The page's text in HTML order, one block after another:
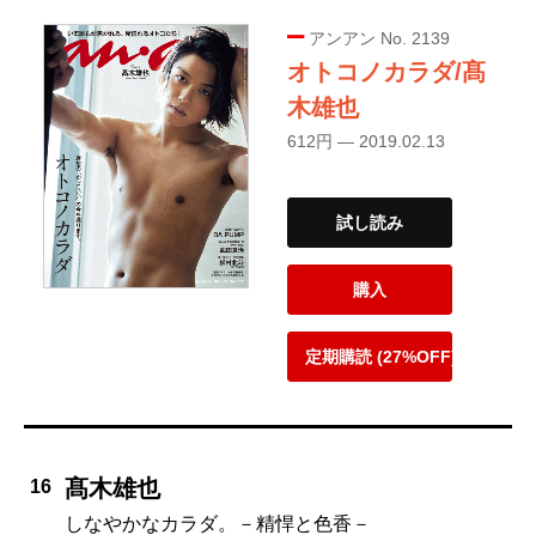
アンアン No. 2139
オトコノカラダ/髙
木雄也
612円 — 2019.02.13
試し読み
購入
定期購読 (27%OFF)
16 髙木雄也
しなやかなカラダ。－精悍と色香－